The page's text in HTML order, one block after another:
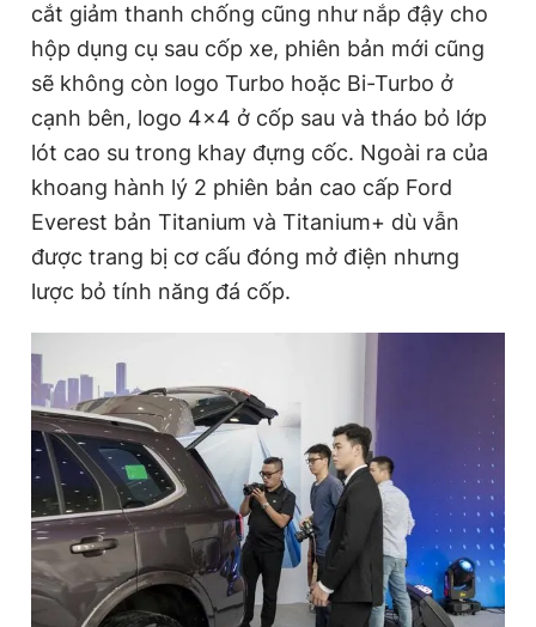
Theo dõi báo trên
Hotline Liên hệ quảng cáo
0908 780 404
Đặt báo Quảng cáo RSS Tòa soạn Chính sách bảo
Tổng biên tập: Nguyễn Ngọc Toàn
Phó tổng biên tập thường trực: Hải Thành
Tổng thư ký tòa soạn: Đức Trung
Giấy phép xuất bản số 110/GP - BTTTT cấp ngày 24.3.2020
© 2003-2026 Bản quyền thuộc về Báo Thanh Niên. Cấm sao
chép dưới mọi hình thức nếu không có sự chấp thuận bằng văn
bản. Phát triển bởi ePi Technologies, JSC.
cắt giảm thanh chống cũng như nắp đậy cho
hộp dụng cụ sau cốp xe, phiên bản mới cũng
sẽ không còn logo Turbo hoặc Bi-Turbo ở
cạnh bên, logo 4x4 ở cốp sau và tháo bỏ lớp
lót cao su trong khay đựng cốc. Ngoài ra của
khoang hành lý 2 phiên bản cao cấp Ford
Everest bản Titanium và Titanium+ dù vẫn
được trang bị cơ cấu đóng mở điện nhưng
lược bỏ tính năng đá cốp.